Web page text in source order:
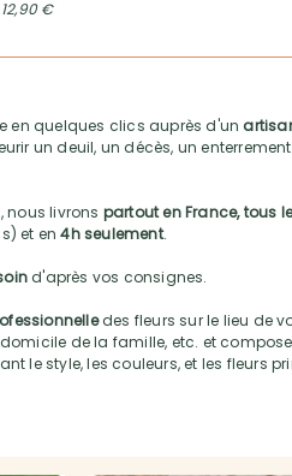
€
en quelques clics auprès d'un
un deuil, un décès, un
nous livrons partout en France, tous
et en4h seulement.
d'après vos consignes.
des fleurs sur le lieu de
de la famille, etc. et
le style, les couleurs, et les fleurs